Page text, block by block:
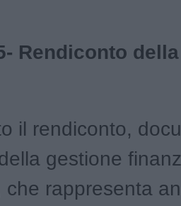
Rendiconto
il rendiconto,
gestione
che rappresenta